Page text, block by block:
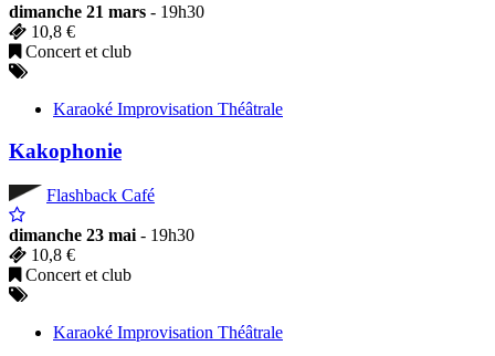
dimanche 21 mars - 19h30
10,8 €
Concert et club
Karaoké Improvisation Théâtrale
Kakophonie
Flashback Café
dimanche 23 mai - 19h30
10,8 €
Concert et club
Karaoké Improvisation Théâtrale